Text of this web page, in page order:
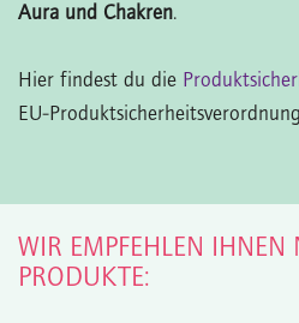
Aura und Chakren.
Hier findest du die
EU-
WIR EMPFEHLEN IHNEN
PRODUKTE: